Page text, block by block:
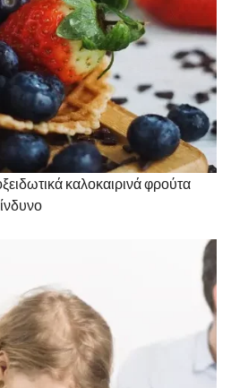
καλοκαιρινά φρούτα